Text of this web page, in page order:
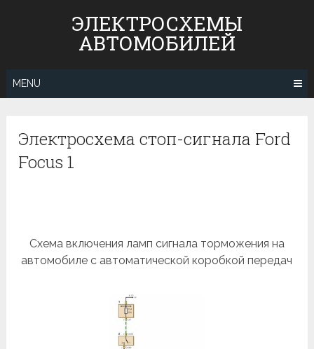
ЭЛЕКТРОСХЕМЫ
АВТОМОБИЛЕЙ
MENU
Электросхема стоп-сигнала Ford
Focus 1
Схема включения ламп сигнала торможения на
автомобиле с автоматической коробкой передач